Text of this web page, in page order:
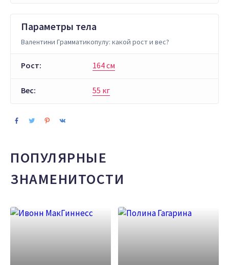
Параметры тела
Валентини Грамматикопулу: какой рост и вес?
Рост: 164 см
Вес: 55 кг
ПОПУЛЯРНЫЕ
ЗНАМЕНИТОСТИ